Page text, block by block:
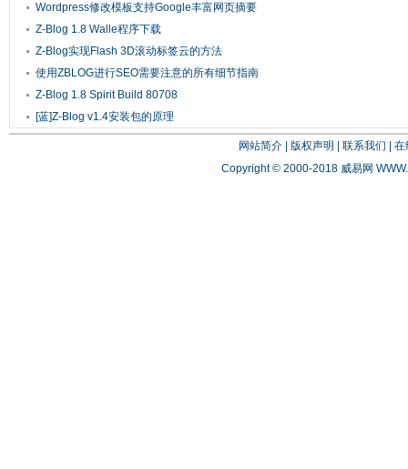
Wordpress修改模板支持Google丰富网页摘要
Z-Blog 1.8 Walle程序下载
Z-Blog实现Flash 3D滚动标签云的方法
使用ZBLOG进行SEO需要注意的所有细节指南
Z-Blog 1.8 Spirit Build 80708
[蓝]Z-Blog v1.4安装包的原理
网站简介| 版权声明 联系我们
在
Copyright © 2000-2018 威易网 WWW.